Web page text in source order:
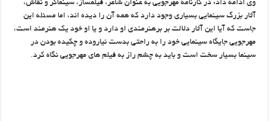
وی ادامه داد: در کارنامه مهرجویی به عنوان شاعر، فیلمساز، سینماگر و نقاش،
آثار بزرگ سینمایی بسیاری وجود دارد که همه آن را دیده اند، اما مسئله این
جاست که آیا این آثار دلالت بر برهنرمندی او دارد و یا او خود یک هنرمند است،
مهرجویی جایگاه سینمایی خود را به راحتی بدست نیاروده و چکیده بودن در
سینما بسیار سخت است و باید به چشم راز به فیلم های مهرجویی نگاه کرد.